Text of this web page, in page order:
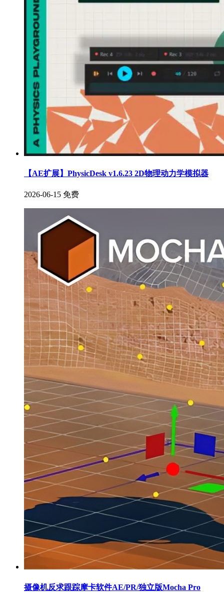
【AE扩展】PhysicDesk v1.6.23 2D物理动力学模拟器
2026-06-15 免费
摄像机反求跟踪摩卡软件AE/PR/独立版Mocha Pro